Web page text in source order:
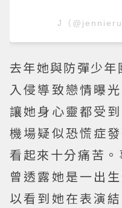
J（
去年她與防彈少
入侵導致戀情曝
讓她身心靈都受
機場疑似恐慌症
看起來十分痛苦
曾透露她是一出
以看到她在表演